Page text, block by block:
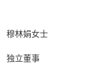
穆林娟女士
独立董事